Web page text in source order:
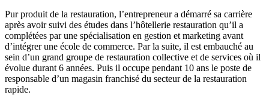
Pur produit de la restauration, l’entrepreneur a démarré sa carrière
après avoir suivi des études dans l’hôtellerie restauration qu’il a
complétées par une spécialisation en gestion et marketing avant
d’intégrer une école de commerce. Par la suite, il est embauché au
sein d’un grand groupe de restauration collective et de services où il
évolue durant 6 années. Puis il occupe pendant 10 ans le poste de
responsable d’un magasin franchisé du secteur de la restauration
rapide.